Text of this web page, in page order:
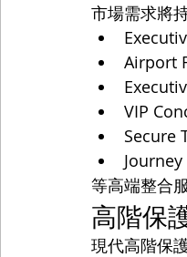
市場需求將
Airport
VIP
Secure
等高端整合服
高階保
現代高階保